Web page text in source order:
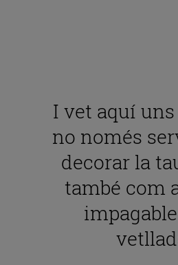
I vet aquí
no només
decorar la
també com